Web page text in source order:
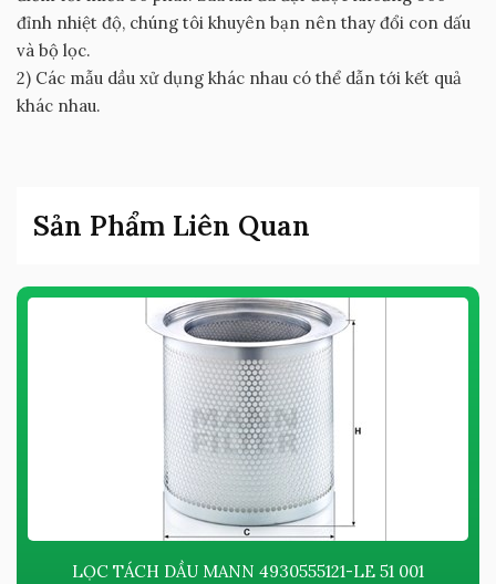
đỉnh nhiệt độ, chúng tôi khuyên bạn nên thay đổi con dấu
và bộ lọc.
2) Các mẫu dầu xử dụng khác nhau có thể dẫn tới kết quả
khác nhau.
Sản Phẩm Liên Quan
LỌC TÁCH DẦU MANN 4930555121-LE 51 001